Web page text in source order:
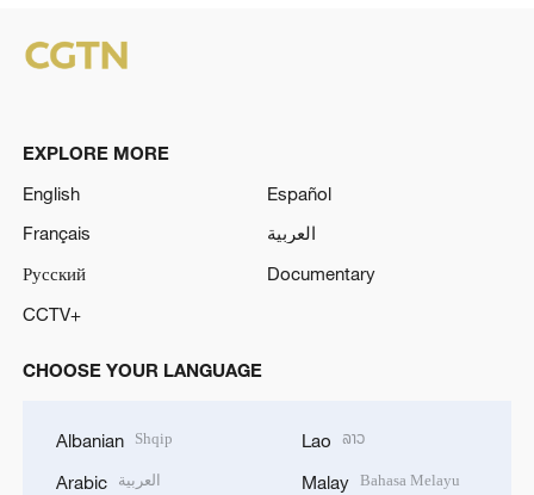
EXPLORE MORE
English
Español
Français
العربية
Русский
Documentary
CCTV+
CHOOSE YOUR LANGUAGE
Albanian Shqip
Arabic العربية
Lao ລາວ
Malay Bahasa Melayu